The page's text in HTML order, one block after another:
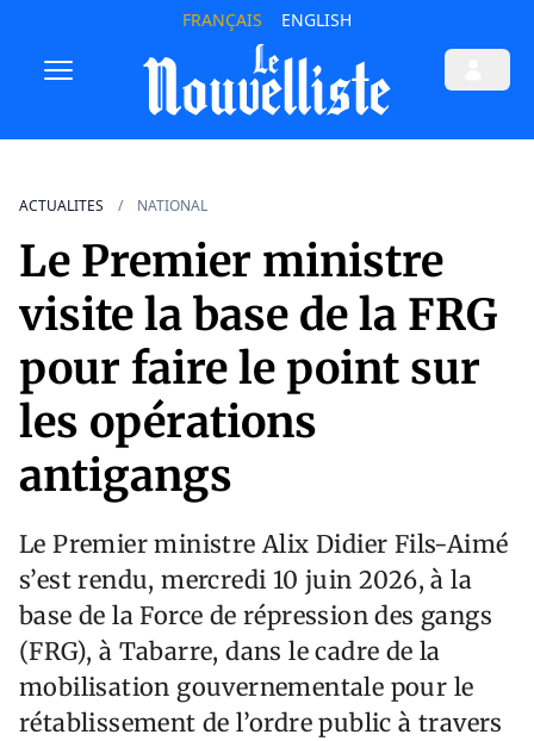
FRANÇAIS ENGLISH
ACTUALITES NATIONAL
Le Premier ministre
visite la base de la FRG
pour faire le point sur
les opérations
antigangs
Le Premier ministre Alix Didier Fils-Aimé
s’est rendu, mercredi 10 juin 2026, à la
base de la Force de répression des gangs
(FRG), à Tabarre, dans le cadre de la
mobilisation gouvernementale pour le
rétablissement de l’ordre public à travers